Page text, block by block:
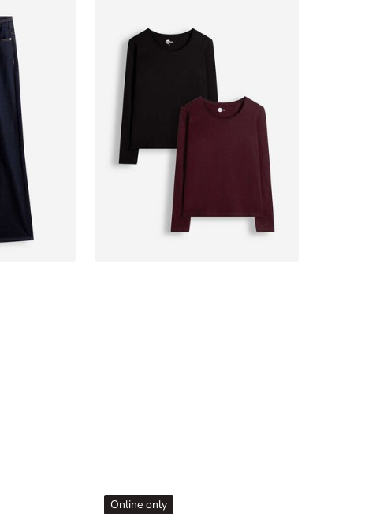
Online only